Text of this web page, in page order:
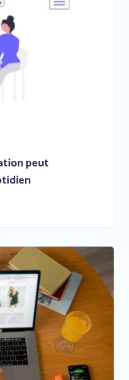
peut